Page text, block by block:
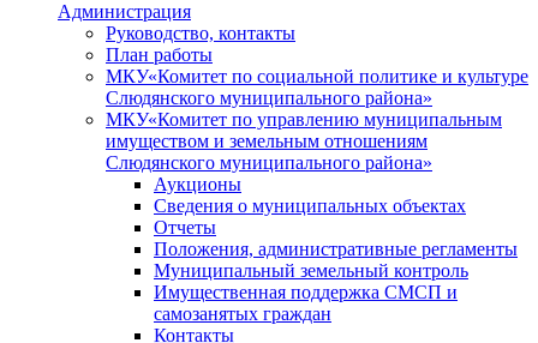
Администрация
Руководство, контакты
План работы
МКУ«Комитет по социальной политике и культуре
Слюдянского муниципального района»
МКУ«Комитет по управлению муниципальным
имуществом и земельным отношениям
Слюдянского муниципального района»
Аукционы
Сведения о муниципальных объектах
Отчеты
Положения, административные регламенты
Муниципальный земельный контроль
Имущественная поддержка СМСП и
самозанятых граждан
Контакты